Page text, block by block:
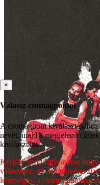
×
Válassz csomagpontot
A csomagpont
nevét, majd a megjelenő
kiválasztani.
Kérjük, vedd figyelembe
választasz, ott az utánvétes
lehetséges, a